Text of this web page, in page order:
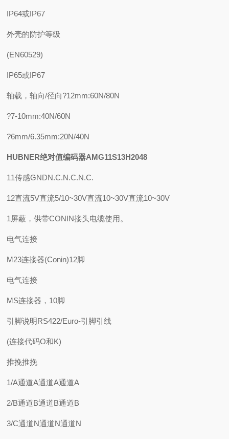
IP64或IP67
外壳的防护等级
(EN60529)
IP65或IP67
轴载，轴向/径向?12mm:60N/80N
?7-10mm:40N/60N
?6mm/6.35mm:20N/40N
HUBNER绝对值编码器AMG11S13H2048
11传感GNDN.C.N.C.N.C.
12直流5V直流5/10~30V直流10~30V直流10~30V
1屏蔽，供带CONIN接头电缆使用。
电气连接
M23连接器(Conin)12脚
电气连接
MS连接器，10脚
引脚说明RS422/Euro-引脚引线
(连接代码O和K)
推挽推挽
1/A通道A通道A通道A
2/B通道B通道B通道B
3/C通道N通道N通道N